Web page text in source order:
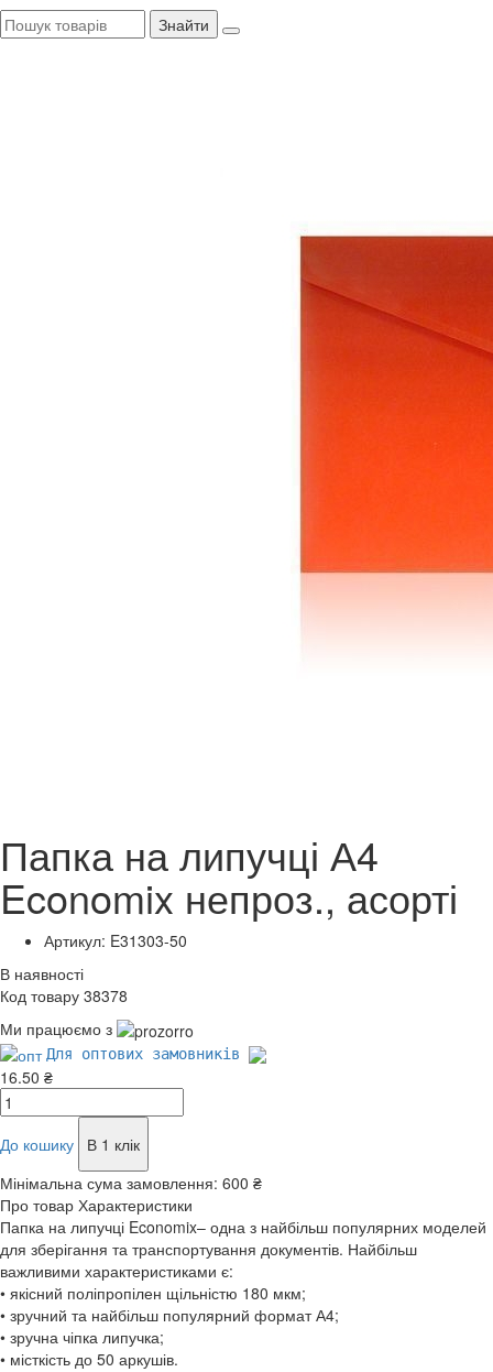
Знайти
Папка на липучці А4
Economix непроз., асорті
Артикул: E31303-50
В наявності
Код товару 38378
Ми працюємо з
Для оптових замовників
16.50 ₴
До кошику
В 1 клік
Мінімальна сума замовлення: 600 ₴
Про товар Характеристики
Папка на липучці Economix– одна з найбільш популярних моделей
для зберігання та транспортування документів. Найбільш
важливими характеристиками є:
• якісний поліпропілен щільністю 180 мкм;
• зручний та найбільш популярний формат А4;
• зручна чіпка липучка;
• місткість до 50 аркушів.